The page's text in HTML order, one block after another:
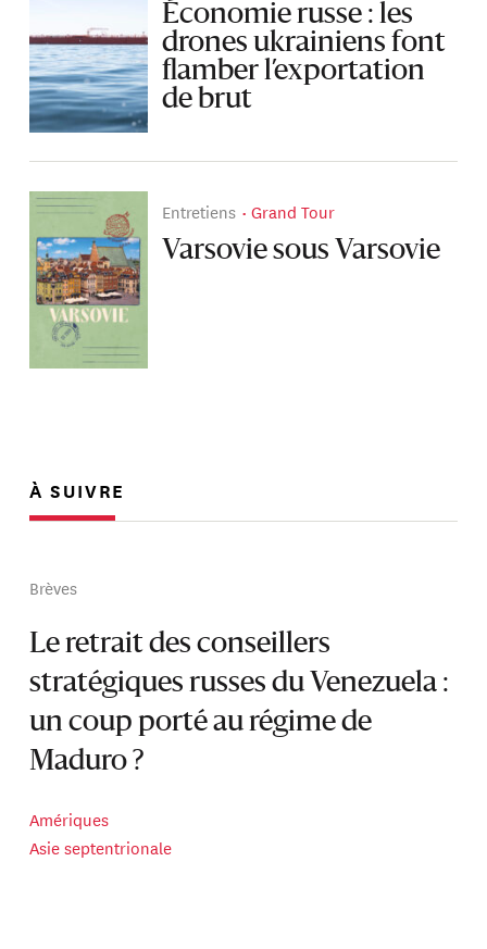
Économie russe : les
drones ukrainiens font
flamber l’exportation
de brut
Entretiens Grand Tour
Varsovie sous Varsovie
À SUIVRE
Brèves
Le retrait des conseillers
stratégiques russes du Venezuela :
un coup porté au régime de
Maduro ?
Amériques
Asie septentrionale